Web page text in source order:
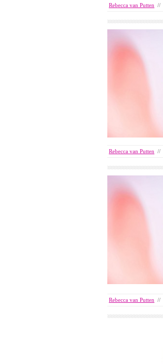
Rebecca van Putten //
Rebecca van Putten //
Rebecca van Putten //